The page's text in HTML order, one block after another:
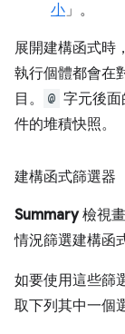
小」。
展開建構函式時
執行個體都會在
目。
@ 字元後
件的堆積快照。
建構函式篩選器
Summary檢視
情況篩選建構函
如要使用這些篩
取下列其中一個